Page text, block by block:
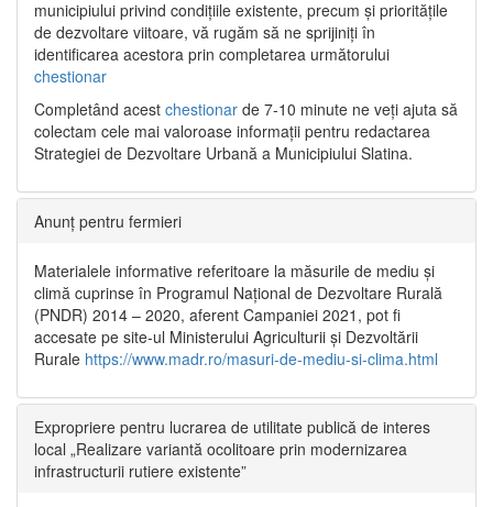
municipiului privind condițiile existente, precum și prioritățile
de dezvoltare viitoare, vă rugăm să ne sprijiniți în
identificarea acestora prin completarea următorului
chestionar
Completând acest chestionar de 7-10 minute ne veți ajuta să
colectam cele mai valoroase informații pentru redactarea
Strategiei de Dezvoltare Urbană a Municipiului Slatina.
Anunț pentru fermieri
Materialele informative referitoare la măsurile de mediu și
climă cuprinse în Programul Național de Dezvoltare Rurală
(PNDR) 2014 – 2020, aferent Campaniei 2021, pot fi
accesate pe site-ul Ministerului Agriculturii și Dezvoltării
Rurale https://www.madr.ro/masuri-de-mediu-si-clima.html
Expropriere pentru lucrarea de utilitate publică de interes
local „Realizare variantă ocolitoare prin modernizarea
infrastructurii rutiere existente”